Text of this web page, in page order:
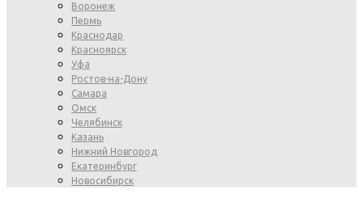
Воронеж
Пермь
Краснодар
Красноярск
Уфа
Ростов-на-Дону
Самара
Омск
Челябинск
Казань
Нижний Новгород
Екатеринбург
Новосибирск